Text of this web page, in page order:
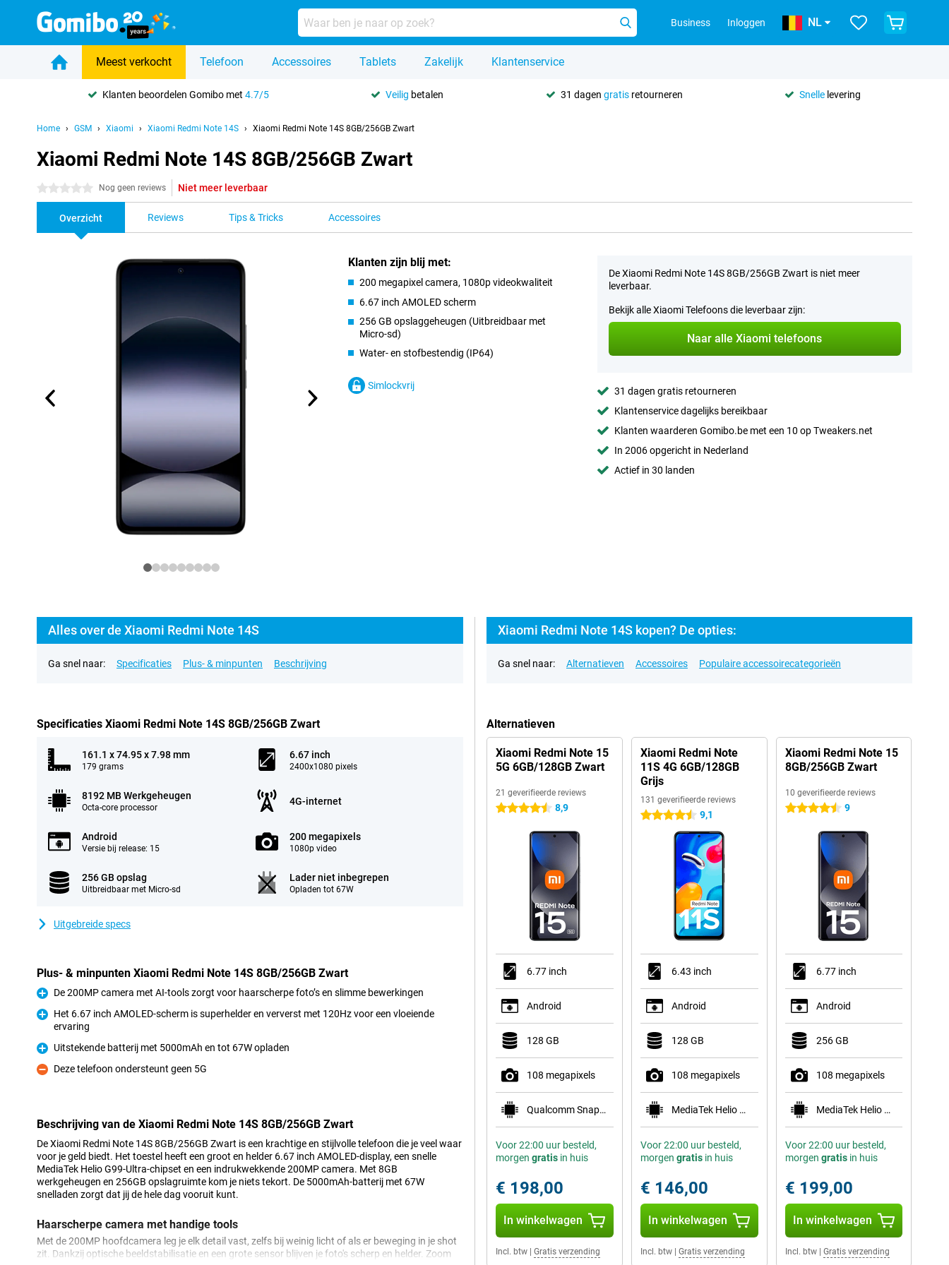
Business Inloggen NL
Meest verkocht Telefoon Accessoires Tablets Zakelijk Klantenservice
Klanten beoordelen Gomibo met 4.7/5 Veilig betalen 31 dagen gratisretourneren Snelle levering
Home GSM Xiaomi Xiaomi Redmi Note 14S Xiaomi Redmi Note 14S 8GB/256GB Zwart
Xiaomi Redmi Note 14S 8GB/256GB Zwart
0 sterren Nog geen reviews Niet meer leverbaar
Overzicht Reviews Tips & Tricks Accessoires
Klanten zijn blij met:
200 megapixel camera, 1080p videokwaliteit
6.67 inch AMOLED scherm
256 GB opslaggeheugen (Uitbreidbaar met
Micro-sd)
Water- en stofbestendig (IP64)
Simlockvrij
De Xiaomi Redmi Note 14S 8GB/256GB Zwart is niet meer
leverbaar.
Bekijk alle Xiaomi Telefoons die leverbaar zijn:
Naar alle Xiaomi telefoons
31 dagen gratis retourneren
Klantenservice dagelijks bereikbaar
Klanten waarderen Gomibo.be met een 10 op Tweakers.net
In 2006 opgericht in Nederland
Actief in 30 landen
Alles over de Xiaomi Redmi Note 14S
Ga snel naar: Specificaties Plus- & minpunten Beschrijving
Specificaties Xiaomi Redmi Note 14S 8GB/256GB Zwart
161.1 x 74.95 x 7.98 mm
179 grams
6.67 inch
2400x1080 pixels
8192 MB Werkgeheugen
Octa-core processor
4G-internet
Android
Versie bij release: 15
200 megapixels
1080p video
256 GB opslag
Uitbreidbaar met Micro-sd
Lader niet inbegrepen
Opladen tot 67W
Uitgebreide specs
Plus- & minpunten Xiaomi Redmi Note 14S 8GB/256GB Zwart
Pluspunt
De 200MP camera met AI-tools zorgt voor haarscherpe foto’s en slimme bewerkingen
Pluspunt
Het 6.67 inch AMOLED-scherm is superhelder en ververst met 120Hz voor een vloeiende
ervaring
Pluspunt
Uitstekende batterij met 5000mAh en tot 67W opladen
Minpunt
Deze telefoon ondersteunt geen 5G
Beschrijving van de Xiaomi Redmi Note 14S 8GB/256GB Zwart
De Xiaomi Redmi Note 14S 8GB/256GB Zwart is een krachtige en stijlvolle telefoon die je veel waar
voor je geld biedt. Het toestel heeft een groot en helder 6.67 inch AMOLED-display, een snelle
MediaTek Helio G99-Ultra-chipset en een indrukwekkende 200MP camera. Met 8GB
werkgeheugen en 256GB opslagruimte kom je niets tekort. De 5000mAh-batterij met 67W
snelladen zorgt dat jij de hele dag vooruit kunt.
Haarscherpe camera met handige tools
Met de 200MP hoofdcamera leg je elk detail vast, zelfs bij weinig licht of als er beweging in je shot
zit. Dankzij optische beeldstabilisatie en een grote sensor blijven je foto's scherp en helder. Zoom
Xiaomi Redmi Note 14S kopen? De opties:
Ga snel naar: Alternatieven Accessoires Populaire accessoirecategorieën
Alternatieven
Xiaomi Redmi Note 15
5G 6GB/128GB Zwart
21 geverifieerde reviews
4.5 sterren 8,9
6.77 inch
Android
128 GB
108 megapixels
Qualcomm Snapdragon 6 Gen 3 Mobile Platform
Voor 22:00 uur besteld,
morgen gratis in huis
€ 198,00
In winkelwagen
Incl. btw Gratis verzending
Xiaomi Redmi Note
11S 4G 6GB/128GB
Grijs
131 geverifieerde reviews
4.5 sterren 9,1
6.43 inch
Android
128 GB
108 megapixels
MediaTek Helio G96
Voor 22:00 uur besteld,
morgen gratisin huis
€ 146,00
In winkelwagen
Incl. btw| Gratis verzending
Xiaomi Redmi Note 15
8GB/256GB Zwart
10 geverifieerde reviews
4.5 sterren 9
6.77 inch
Android
256 GB
108 megapixels
MediaTek Helio G100-Ultra
Voor 22:00 uur besteld,
morgen gratisin huis
€ 199,00
In winkelwagen
Incl. btw| Gratis verzending